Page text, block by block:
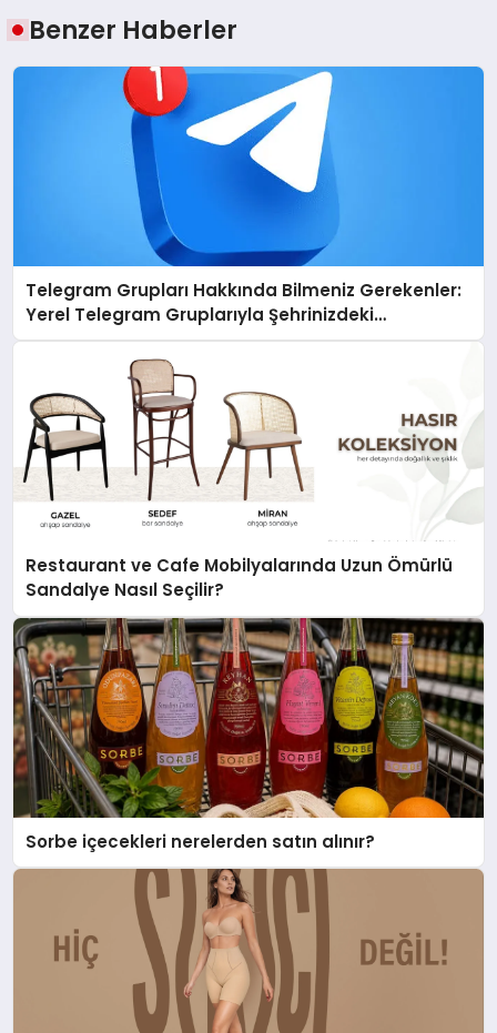
Benzer Haberler
Telegram Grupları Hakkında Bilmeniz Gerekenler:
Yerel Telegram Gruplarıyla Şehrinizdeki
Topluluklara Ulaşın
Restaurant ve Cafe Mobilyalarında Uzun Ömürlü
Sandalye Nasıl Seçilir?
Sorbe içecekleri nerelerden satın alınır?